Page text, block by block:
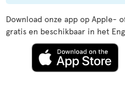
Download onze app op Apple-
gratis en beschikbaar in het